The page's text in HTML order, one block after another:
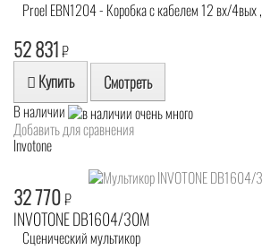
Proel EBN1204 - Коробка с кабелем 12 вх/
52 831₽
Купить Смотреть
В наличии
Добавить для сравнения
Invotone
32 770₽
INVOTONE DB1604/30M
Сценический мультикор